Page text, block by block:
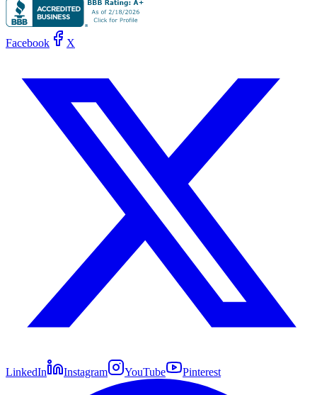
Facebook X
LinkedIn Instagram YouTube Pinterest